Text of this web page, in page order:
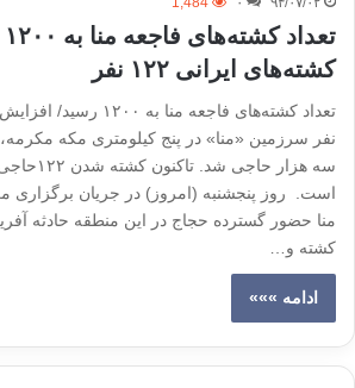
کشته‌های ایرانی ۱۲۲ نفر
نفر سرزمین «منا» در پنج کیلومتری مکه مکرمه،
سه هزار
است. روز پنجشنبه (امروز) در جریان
منا حضور گسترده حجاج در این منطقه حادثه
کشته و…
ادامه »»»